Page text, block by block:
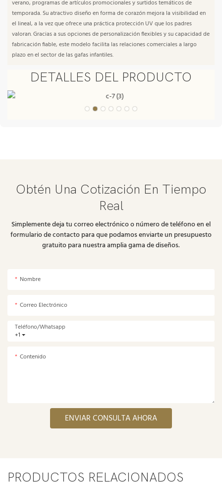
verano, programas de artículos promocionales y surtidos temáticos de
temporada. Su atractivo diseño en forma de corazón mejora la visibilidad en
el lineal, a la vez que ofrece una práctica protección UV que los padres
valoran. Gracias a sus opciones de personalización flexibles y su capacidad de
fabricación fiable, este modelo facilita las relaciones comerciales a largo
plazo en el sector de las gafas infantiles.
DETALLES DEL PRODUCTO
Obtén Una Cotización En Tiempo
Real
Simplemente deja tu correo electrónico o número de teléfono en el
formulario de contacto para que podamos enviarte un presupuesto
gratuito para nuestra amplia gama de diseños.
Nombre
Correo Electrónico
+1
Teléfono/whatsapp
Contenido
ENVIAR CONSULTA AHORA
PRODUCTOS RELACIONADOS